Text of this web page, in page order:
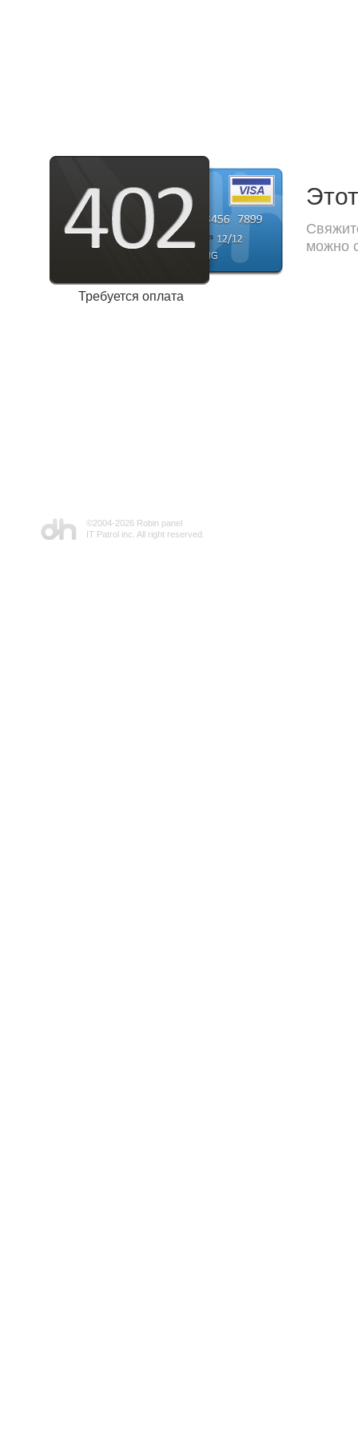
Требуется оплата
можно
©2004-2026 Robin panel
IT Patrol inc. All right reserved.